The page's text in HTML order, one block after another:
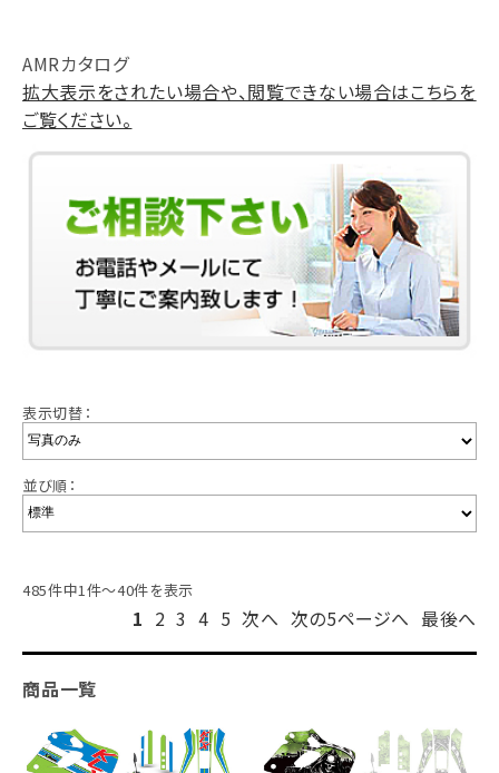
AMRカタログ
拡大表示をされたい場合や、閲覧できない場合はこちらを
ご覧ください。
表示切替：
並び順：
485件中1件～40件を表示
1 2 3 4 5 次へ 次の5ページへ 最後へ
商品一覧